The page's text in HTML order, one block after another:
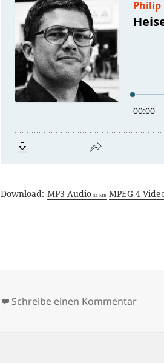
Download: MP3 Audio 21 MB MPEG-4
Schreibe einen Kommentarzu